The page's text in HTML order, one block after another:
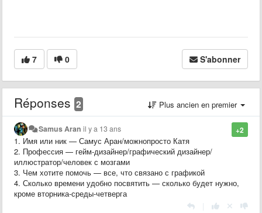
7 0 S'abonner
Réponses 2 Plus ancien en premier
+2
Samus Aran il y a 13 ans
1. Имя или ник — Самус Аран/можнопросто Катя
2. Профессия — гейм-дизайнер/графический дизайнер/
иллюстратор/человек с мозгами
3. Чем хотите помочь — все, что связано с графикой
4. Сколько времени удобно посвятить — сколько будет нужно,
кроме вторника-среды-четверга